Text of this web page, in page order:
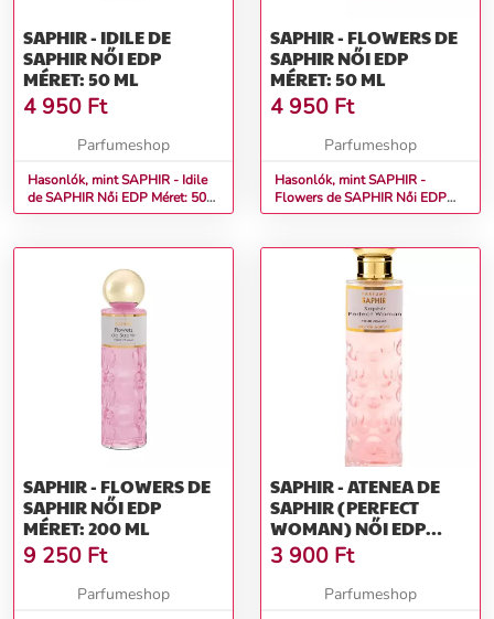
SAPHIR - IDILE DE
SAPHIR NŐI EDP
MÉRET: 50 ML
4 950 Ft
Parfumeshop
Hasonlók, mint SAPHIR - Idile
de SAPHIR Női EDP Méret: 50
ml
SAPHIR - FLOWERS DE
SAPHIR NŐI EDP
MÉRET: 50 ML
4 950 Ft
Parfumeshop
Hasonlók, mint SAPHIR -
Flowers de SAPHIR Női EDP
Méret: 50 ml
SAPHIR - FLOWERS DE
SAPHIR NŐI EDP
MÉRET: 200 ML
9 250 Ft
Parfumeshop
SAPHIR - ATENEA DE
SAPHIR (PERFECT
WOMAN) NŐI EDP
MÉRET: 30 ML
3 900 Ft
Parfumeshop